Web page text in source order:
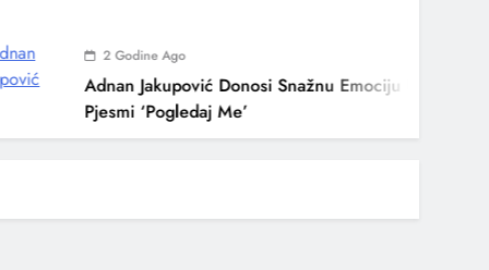
2 Godine Ago
Adnan Jakupović Donosi Snažnu Emociju U Novoj
Pjesmi ‘Pogledaj Me’